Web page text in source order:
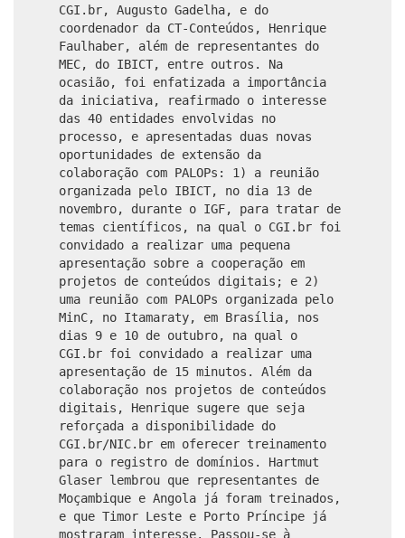
CGI.br, Augusto Gadelha, e do
coordenador da CT-Conteúdos, Henrique
Faulhaber, além de representantes do
MEC, do IBICT, entre outros. Na
ocasião, foi enfatizada a importância
da iniciativa, reafirmado o interesse
das 40 entidades envolvidas no
processo, e apresentadas duas novas
oportunidades de extensão da
colaboração com PALOPs: 1) a reunião
organizada pelo IBICT, no dia 13 de
novembro, durante o IGF, para tratar de
temas científicos, na qual o CGI.br foi
convidado a realizar uma pequena
apresentação sobre a cooperação em
projetos de conteúdos digitais; e 2)
uma reunião com PALOPs organizada pelo
MinC, no Itamaraty, em Brasília, nos
dias 9 e 10 de outubro, na qual o
CGI.br foi convidado a realizar uma
apresentação de 15 minutos. Além da
colaboração nos projetos de conteúdos
digitais, Henrique sugere que seja
reforçada a disponibilidade do
CGI.br/NIC.br em oferecer treinamento
para o registro de domínios. Hartmut
Glaser lembrou que representantes de
Moçambique e Angola já foram treinados,
e que Timor Leste e Porto Príncipe já
mostraram interesse. Passou-se à